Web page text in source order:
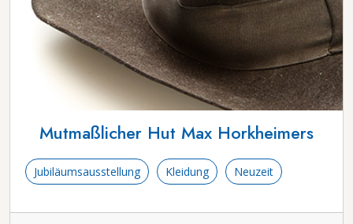
Mutmaßlicher Hut Max Horkheimers
Jubiläumsausstellung Kleidung Neuzeit